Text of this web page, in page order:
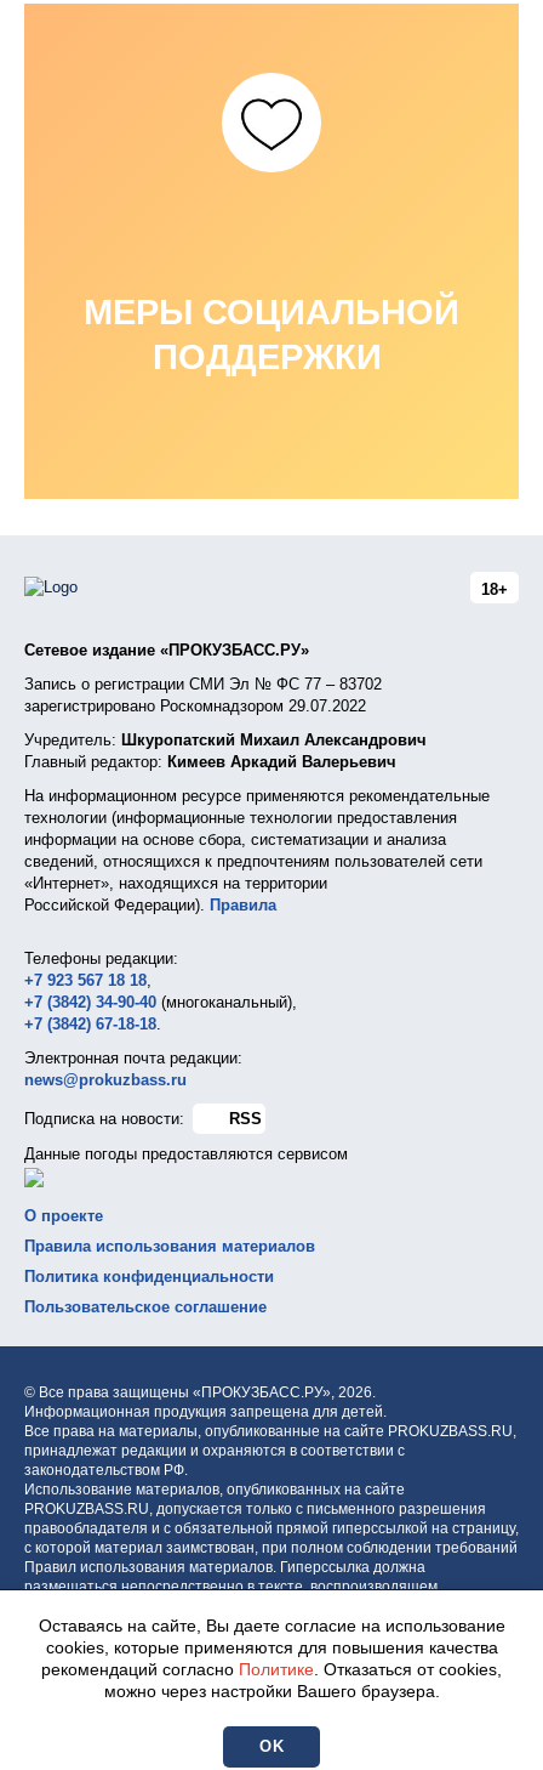
МЕРЫ СОЦИАЛЬНОЙ
ПОДДЕРЖКИ
18+
Сетевое издание «ПРОКУЗБАСС.РУ»
Запись о регистрации СМИ Эл № ФС 77 – 83702
зарегистрировано Роскомнадзором 29.07.2022
Учредитель: Шкуропатский Михаил Александрович
Главный редактор: Кимеев Аркадий Валерьевич
На информационном ресурсе применяются рекомендательные
технологии (информационные технологии предоставления
информации на основе сбора, систематизации и анализа
сведений, относящихся к предпочтениям пользователей сети
«Интернет», находящихся на территории
Российской Федерации). Правила
Телефоны редакции:
+7 923 567 18 18,
+7 (3842) 34-90-40 (многоканальный),
+7 (3842) 67-18-18.
Электронная почта редакции:
news@prokuzbass.ru
Подписка на новости:
RSS
Данные погоды предоставляются сервисом
О проекте
Правила использования материалов
Политика конфиденциальности
Пользовательское соглашение
© Все права защищены «ПРОКУЗБАСС.РУ», 2026.
Информационная продукция запрещена для детей.
Все права на материалы, опубликованные на сайте PROKUZBASS.RU,
принадлежат редакции и охраняются в соответствии с
законодательством РФ.
Использование материалов, опубликованных на сайте
PROKUZBASS.RU, допускается только с письменного разрешения
правообладателя и с обязательной прямой гиперссылкой на страницу,
с которой материал заимствован, при полном соблюдении требований
Правил использования материалов. Гиперссылка должна
размещаться непосредственно в тексте, воспроизводящем
блока.
Центр интернет-проектов «МОЁ!»
Оставаясь на сайте, Вы даете согласие на использование
cookies, которые применяются для повышения качества
рекомендаций согласно Политике . Отказаться от cookies,
можно через настройки Вашего браузера.
OK